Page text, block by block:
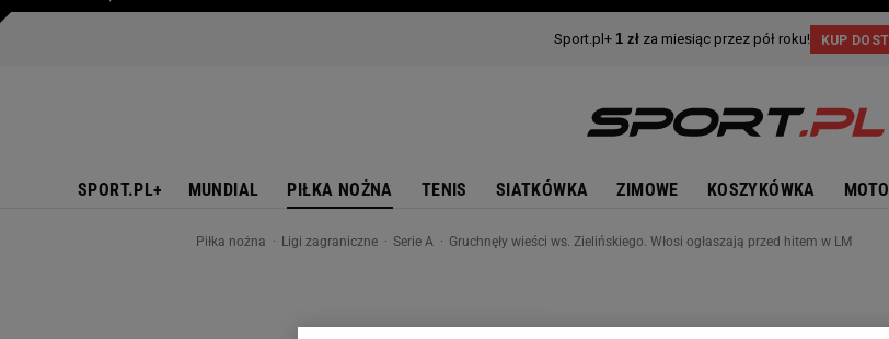
SPORT.PL+ MUNDIAL PIŁKA NOŻNA TENIS SIATKÓWKA ZIMOWE KOSZYKÓWKA MOTO
Piłka nożna Ligi zagraniczne Serie A Gruchnęły wieści ws. Zielińskiego. Włosi ogłaszają przed hitem w LM